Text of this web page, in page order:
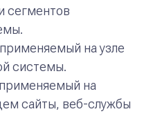
сегментов
на узле
системы.
на
сайты, веб-службы